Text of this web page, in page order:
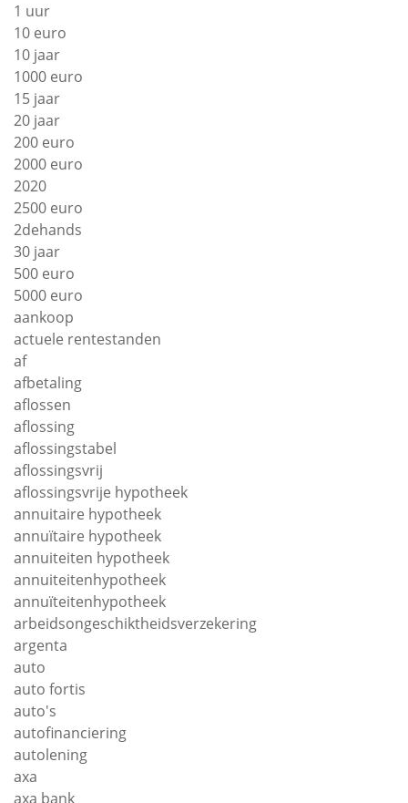
1 uur
10 euro
10 jaar
1000 euro
15 jaar
20 jaar
200 euro
2000 euro
2020
2500 euro
2dehands
30 jaar
500 euro
5000 euro
aankoop
actuele rentestanden
af
afbetaling
aflossen
aflossing
aflossingstabel
aflossingsvrij
aflossingsvrije hypotheek
annuitaire hypotheek
annuïtaire hypotheek
annuiteiten hypotheek
annuiteitenhypotheek
annuïteitenhypotheek
arbeidsongeschiktheidsverzekering
argenta
auto
auto fortis
auto's
autofinanciering
autolening
axa
axa bank